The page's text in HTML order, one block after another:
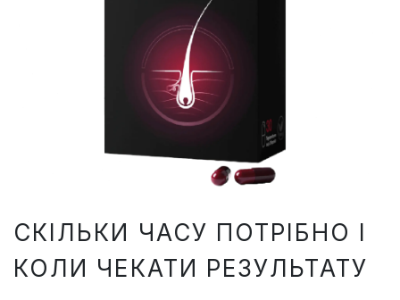
СКІЛЬКИ ЧАСУ ПОТРІБНО І
КОЛИ ЧЕКАТИ РЕЗУЛЬТАТУ